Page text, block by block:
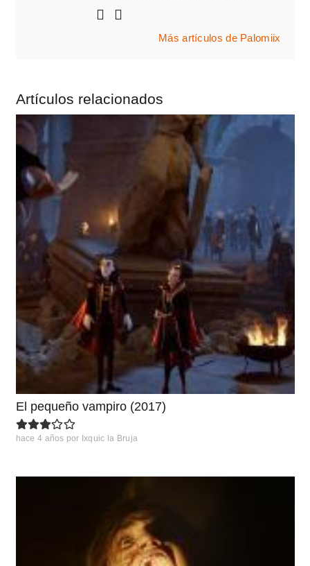
Más artículos de Palomiix
Artículos relacionados
El pequeño vampiro (2017)
hace 4 años por Ixquic la Bruja